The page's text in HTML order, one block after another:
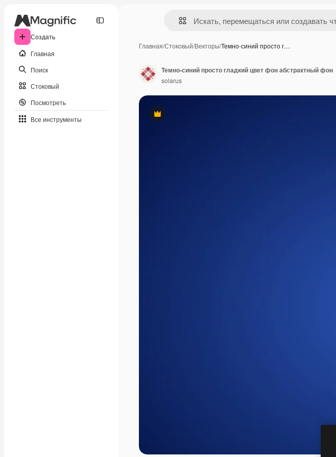
Создать
Главная
Поиск
Стоковый
Посмотреть
Все инструменты
Главная/Стоковый/Векторы/Темно-синий просто г…
Премиум
Темно-синий просто гладкий цвет фон абстрактный фон
solarus